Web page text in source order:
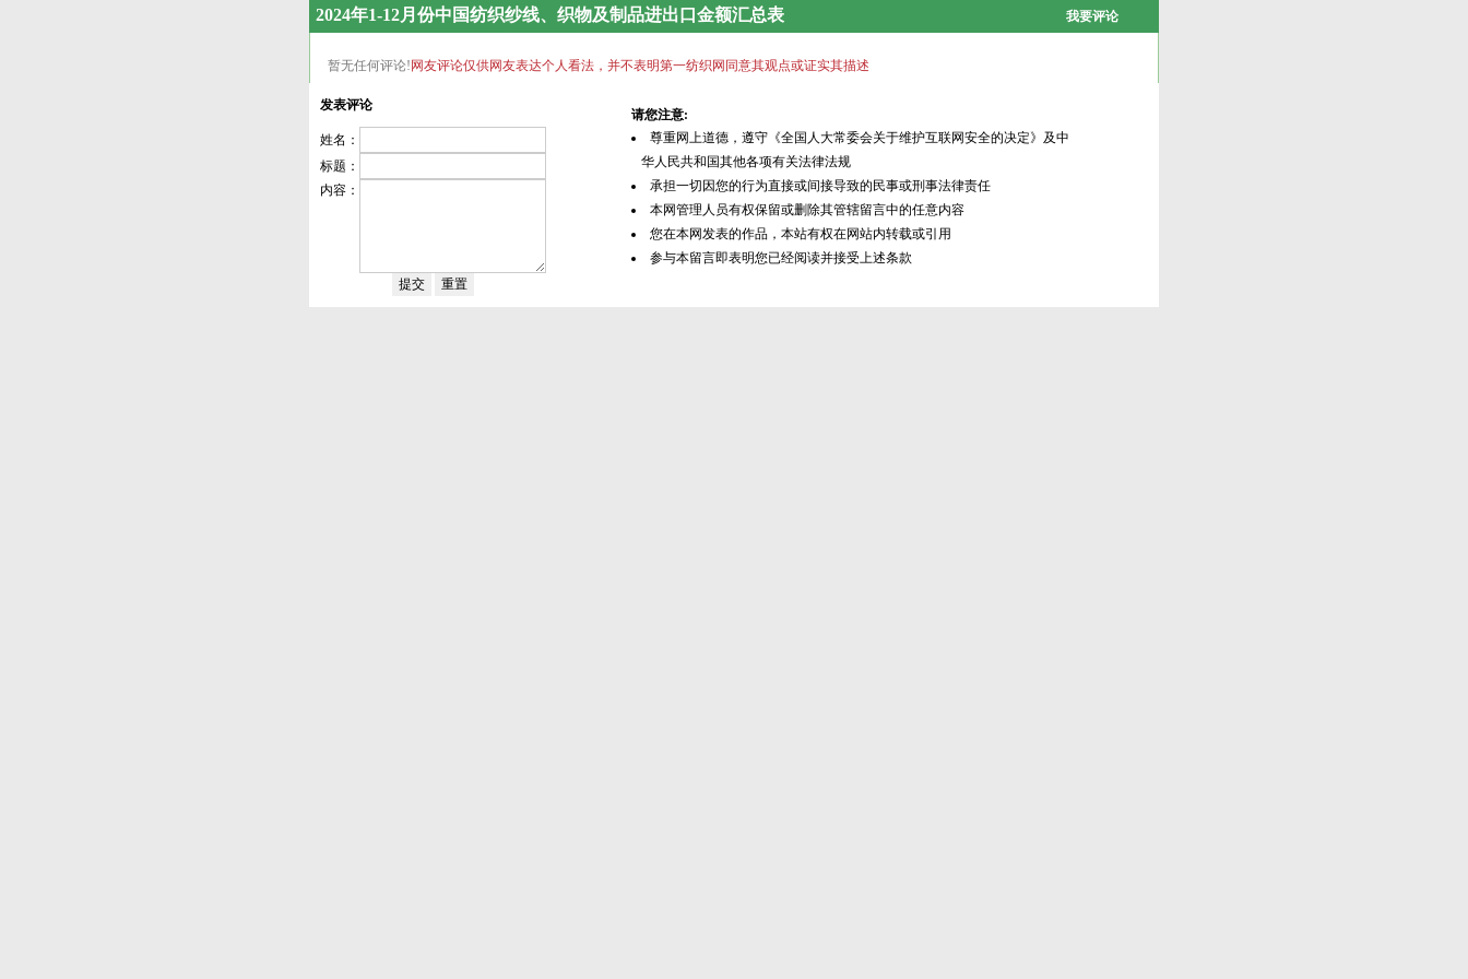
2024年1-12月份中国纺织纱线、织物及制品进出口金额汇总表 我要评论
暂无任何评论! 网友评论仅供网友表达个人看法，并不表明第一纺织网同意其观点或证实其描述
发表评论
姓名：
标题：
内容：
请您注意:
尊重网上道德，遵守《全国人大常委会关于维护互联网安全的决定》及中
华人民共和国其他各项有关法律法规
承担一切因您的行为直接或间接导致的民事或刑事法律责任
本网管理人员有权保留或删除其管辖留言中的任意内容
您在本网发表的作品，本站有权在网站内转载或引用
参与本留言即表明您已经阅读并接受上述条款